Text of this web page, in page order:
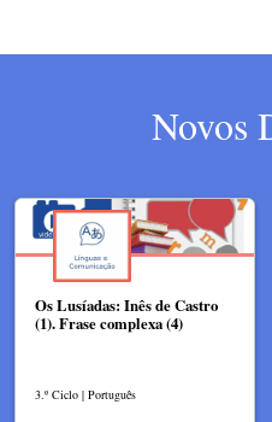
Novos
Os Lusíadas: Inês de Castro
(1). Frase complexa (4)
3.º Ciclo | Português